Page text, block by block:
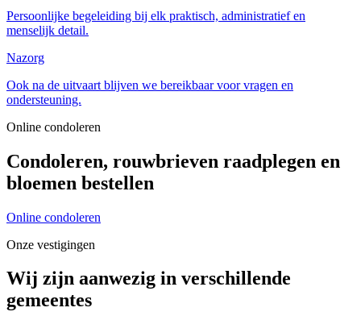
Persoonlijke begeleiding bij elk praktisch, administratief en
menselijk detail.
Nazorg
Ook na de uitvaart blijven we bereikbaar voor vragen en
ondersteuning.
Online condoleren
Condoleren, rouwbrieven raadplegen en
bloemen bestellen
Online condoleren
Onze vestigingen
Wij zijn aanwezig in verschillende
gemeentes